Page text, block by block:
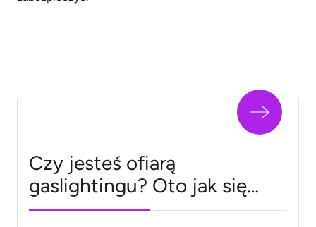
Czy jesteś ofiarą
gaslightingu? Oto jak się
zabezpieczyć.